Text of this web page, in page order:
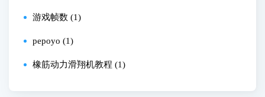
游戏帧数 (1)
pepoyo (1)
橡筋动力滑翔机教程 (1)